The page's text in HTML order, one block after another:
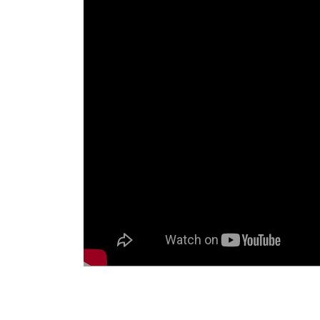
Aan de Rodezand komt de entree voor de
appartementen. Veel woningen zijn uniek en dat
zijn de koopwoningen gesitueerd. Elke woning
32e VERDIEPING
Welkom op de 32e verdieping met spectaculair